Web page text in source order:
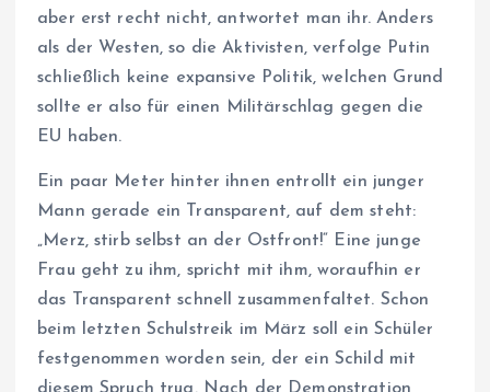
aber erst recht nicht, antwortet man ihr. Anders
als der Westen, so die Aktivisten, verfolge Putin
schließlich keine expansive Politik, welchen Grund
sollte er also für einen Militärschlag gegen die
EU haben.
Ein paar Meter hinter ihnen entrollt ein junger
Mann gerade ein Transparent, auf dem steht:
„Merz, stirb selbst an der Ostfront!“ Eine junge
Frau geht zu ihm, spricht mit ihm, woraufhin er
das Transparent schnell zusammenfaltet. Schon
beim letzten Schulstreik im März soll ein Schüler
festgenommen worden sein, der ein Schild mit